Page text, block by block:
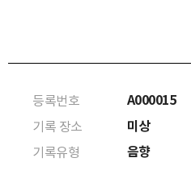
등록번호 A000015
기록 장소
미상
기록유형 음향